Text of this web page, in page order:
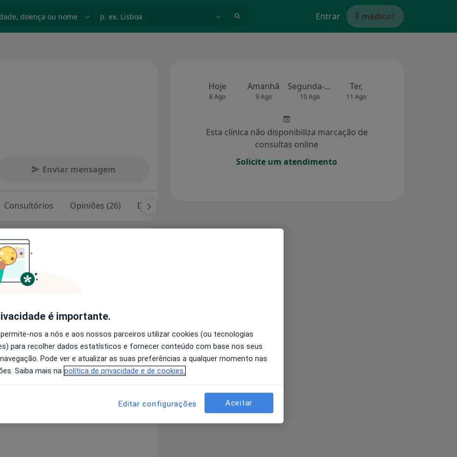
Entrar É médico?
Enviar mensagem
Consultórios Opiniões (26) Dúvidas solucionadas (40)
de 10 anos de experiência
psicologia clínica e psicoterapia
coaching, hipnose e
sexologia onde é privilegiada a
que permite ao casal encontrar
a melhoria efetiva da relação.
uma avaliação clínica por forma a
e são traçados objetivos e
a11y_sr_more_diseases
Hoje
8 Ago
Amanhã
9 Ago
Segunda-feira
10 Ago
Ter,
11 Ago
Esta clínica não disponibiliza marcação de
consultas online
Solicite um atendimento
é importante.
nos a nós e aos nossos parceiros utilizar cookies (ou tecnologias
para recolher dados estatísticos e fornecer conteúdo com base nos seus
Pode ver e atualizar as suas preferências a qualquer momento nas
Saiba mais na política de privacidade e de cookies.
Editar configurações Aceitar